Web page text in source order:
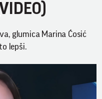
glumica Marina Ćosić
lepši.